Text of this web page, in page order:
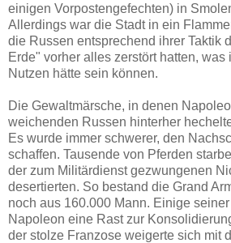
einigen Vorpostengefechten) in
Allerdings war die Stadt in ein
die Russen entsprechend ihrer Taktik
Erde" vorher alles zerstört hatten, was
Nutzen hätte sein können.
Die Gewaltmärsche, in denen
weichenden Russen hinterher
Es wurde immer schwerer, den
schaffen. Tausende von Pferden
der zum Militärdienst gezwungenen
desertierten. So bestand die Grand
noch aus 160.000 Mann. Einige
Napoleon eine Rast zur
der stolze Franzose weigerte sich mit